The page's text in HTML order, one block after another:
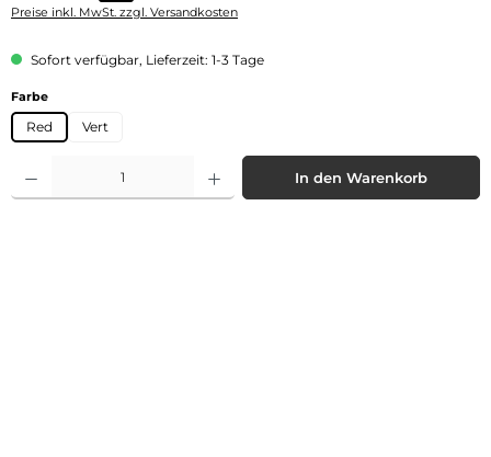
Preise inkl. MwSt. zzgl. Versandkosten
Sofort verfügbar, Lieferzeit: 1-3 Tage
Farbeauswählen
Red Vert
Produkt Anzahl: Gib den gewünschten Wert ein oder benutze die
In den Warenkorb